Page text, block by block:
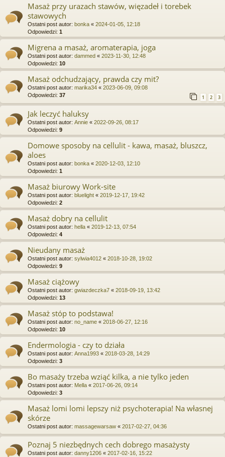
Masaż przy urazach stawów, więzadeł i torebek
stawowych
Ostatni post autor: bonka « 2024-01-05, 12:18
Odpowiedzi: 1
Migrena a masaż, aromaterapia, joga
Ostatni post autor: dammed « 2023-11-30, 12:48
Odpowiedzi: 10
Masaż odchudzający, prawda czy mit?
Ostatni post autor: marika34 « 2023-06-09, 09:08
Odpowiedzi: 37 1 2 3
Jak leczyć haluksy
Ostatni post autor: Annie « 2022-09-26, 08:17
Odpowiedzi: 9
Domowe sposoby na cellulit - kawa, masaż, bluszcz,
aloes
Ostatni post autor: bonka « 2020-12-03, 12:10
Odpowiedzi: 1
Masaż biurowy Work-site
Ostatni post autor: bluelight « 2019-12-17, 19:42
Odpowiedzi: 2
Masaż dobry na cellulit
Ostatni post autor: hella « 2019-12-13, 07:54
Odpowiedzi: 4
Nieudany masaż
Ostatni post autor: sylwia4012 « 2018-10-28, 19:02
Odpowiedzi: 9
Masaż ciążowy
Ostatni post autor: gwiazdeczka7 « 2018-09-19, 13:42
Odpowiedzi: 13
Masaż stóp to podstawa!
Ostatni post autor: no_name « 2018-06-27, 12:16
Odpowiedzi: 10
Endermologia - czy to działa
Ostatni post autor: Anna1993 « 2018-03-28, 14:29
Odpowiedzi: 3
Bo masaży trzeba wziąć kilka, a nie tylko jeden
Ostatni post autor: Mella « 2017-06-26, 09:14
Odpowiedzi: 3
Masaż lomi lomi lepszy niż psychoterapia! Na własnej
skórze
Ostatni post autor: massagewarsaw « 2017-02-27, 04:36
Poznaj 5 niezbędnych cech dobrego masażysty
Ostatni post autor: danny1206 « 2017-02-16, 15:22